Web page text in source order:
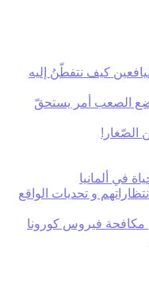
كيف نتفطّنُ إليه
الصعب أمر يستحقّ
الصّغار!
في ألمانيا
و تحديات الواقع
مكافحة فيروس كورونا